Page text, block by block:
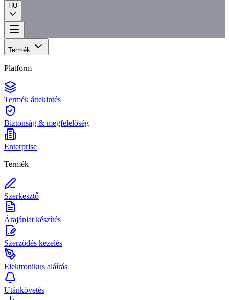
HU
Termék
Platform
Termék áttekintés
Biztonság & megfelelőség
Enterprise
Termék
Szerkesztő
Árajánlat készítés
Szerződés kezelés
Elektronikus aláírás
Utánkövetés